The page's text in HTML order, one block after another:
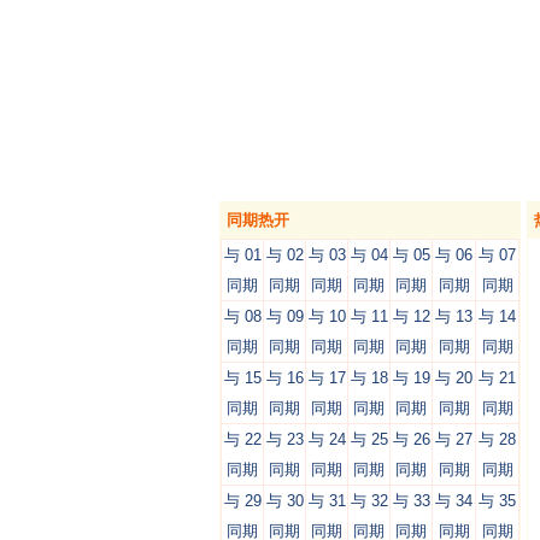
同期热开
与 01
同期
与 02
同期
与 03
同期
与 04
同期
与 05
同期
与 06
同期
与 07
同期
与 08
同期
与 09
同期
与 10
同期
与 11
同期
与 12
同期
与 13
同期
与 14
同期
与 15
同期
与 16
同期
与 17
同期
与 18
同期
与 19
同期
与 20
同期
与 21
同期
与 22
同期
与 23
同期
与 24
同期
与 25
同期
与 26
同期
与 27
同期
与 28
同期
与 29
同期
与 30
同期
与 31
同期
与 32
同期
与 33
同期
与 34
同期
与 35
同期